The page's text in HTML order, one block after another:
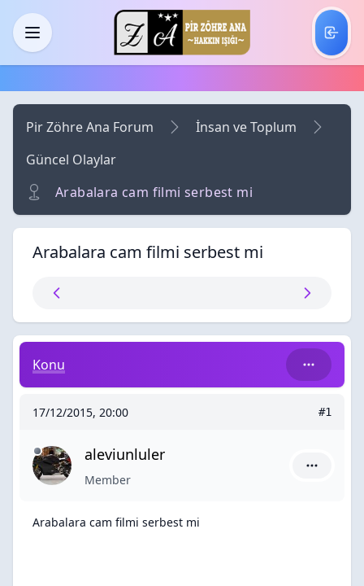
Skip to main content
Menü
Pir Zöhre Ana Forum
İnsan ve Toplum
Güncel Olaylar
Arabalara cam filmi serbest mi
Arabalara cam filmi serbest mi
Arabalara cam filmi serbest mi
Konu
17/12/2015, 20:00 #1
aleviunluler
Member
Arabalara cam filmi serbest mi